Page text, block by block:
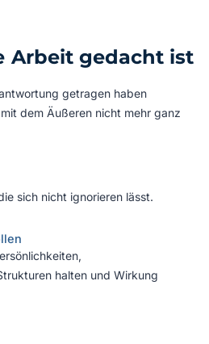
Arbeit gedacht ist
getragen haben
dem Äußeren nicht mehr ganz
sich nicht ignorieren lässt.
halten und Wirkung